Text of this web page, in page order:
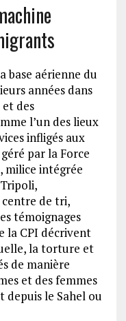
base aérienne du
années dans
des
l’un des lieux
infligés aux
par la Force
milice intégrée
centre de tri,
témoignages
la CPI décrivent
la torture et
de manière
et des femmes
le Sahel ou